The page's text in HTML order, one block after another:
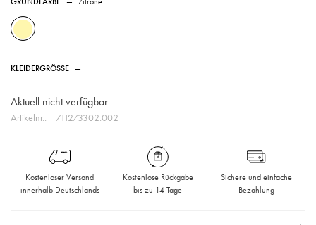
KLEIDERGRÖSSE —
Aktuell nicht verfügbar
Artikelnr.: | 711273302.002
Kostenloser Versand
innerhalb Deutschlands
Kostenlose Rückgabe
bis zu 14 Tage
Sichere und einfache
Bezahlung